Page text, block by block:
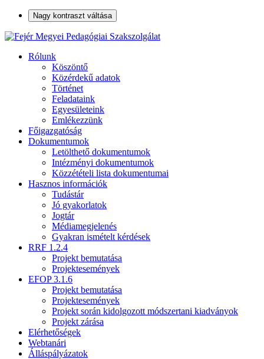
Nagy kontraszt váltása
Rólunk
Köszöntő
Közérdekű adatok
Történet
Feladataink
Egyesületeink
Emlékezzünk
Főigazgatóság
Dokumentumok
Letölthető dokumentumok
Intézményi dokumentumok
Közzétételi lista dokumentumai
Hasznos információk
Tudástár
Jó gyakorlatok
Jogtár
Médiamegjelenés
Gyakran ismételt kérdések
RRF 1.2.4
Projekt bemutatása
Projektesemények
EFOP 3.1.6
Projekt bemutatása
Projektesemények
Projekt során kidolgozott módszertani kiadványok
Projekt zárása
Elérhetőségek
Webtanári
Álláspályázatok